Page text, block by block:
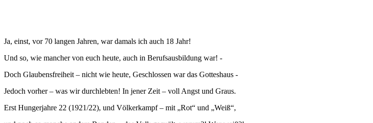
Ja, einst, vor 70 langen Jahren, war damals ich auch 18 Jahr!
Und so, wie mancher von euch heute, auch in Berufsausbildung war! -
Doch Glaubensfreiheit – nicht wie heute, Geschlossen war das Gotteshaus -
Jedoch vorher – was wir durchlebten! In jener Zeit – voll Angst und Graus.
Erst Hungerjahre 22 (1921/22), und Völkerkampf – mit „Rot“ und „Weiß“,